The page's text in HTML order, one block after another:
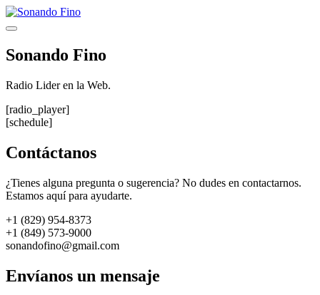
Saltar
al
Menú
Sonando Fino
Radio Lider en la Web.
[radio_player]
[schedule]
Contáctanos
¿Tienes alguna pregunta o sugerencia? No dudes en contactarnos.
Estamos aquí para ayudarte.
+1 (829) 954-8373
+1 (849) 573-9000
sonandofino@gmail.com
Envíanos un mensaje